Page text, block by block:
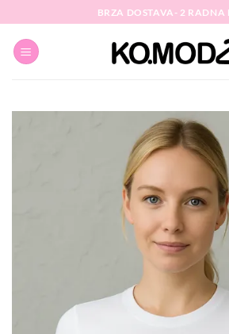
to
content
BRZA DOSTAVA- 2 RADNA